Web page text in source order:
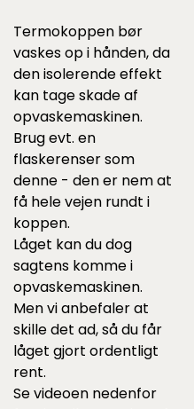
Termokoppen bør
vaskes op i hånden, da
den isolerende effekt
kan tage skade af
opvaskemaskinen.
Brug evt. en
flaskerenser som
denne - den er nem at
få hele vejen rundt i
koppen.
Låget kan du dog
sagtens komme i
opvaskemaskinen.
Men vi anbefaler at
skille det ad, så du får
låget gjort ordentligt
rent.
Se videoen nedenfor